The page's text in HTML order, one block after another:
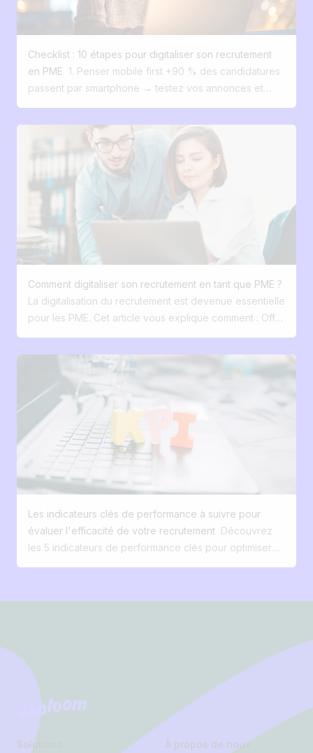
Recruteur… en un clic. #5 Un ATS boosté à l’IA
Centralisez vos candidatures, automatisez, gagnez du
candidats viennent à vous. Et ils ont envie de rester. #7
Vos candidats ne sont pas des numéros Ce sont vos
futurs clients internes. Et avec Jobloom, vous les
recrutez comme vous vendez. La bonne nouvelle ?
Tout ça se corrige facilement. Avec Jobloom, les PME
peuvent digitaliser leur recrutement sans perdre leur
authenticité et sans se ruiner. Vous avez envie de voir
comment ça marche ?
Checklist : 10 étapes pour digitaliser son recrutement
en PME 1. Penser mobile first +90 % des candidatures
passent par smartphone → testez vos annonces et
votre site carrière sur mobile. 2. Créer un vrai funnel de
conversion candidat Présence là où sont vos candidats
(Google Jobs, LinkedIn, réseaux sociaux) et parcours
fluide jusqu’à la candidature. 3. Optimiser le site carrière
Un site classique convertit 0–2 % des visiteurs. Avec
SEO + marque employeur, vous pouvez multiplier ce
chiffre par 10. 4. Développer sa marque employeur
Montrez vos valeurs, vos projets, vos équipes, vos
opportunités de formation et de carrière. 5. Diffuser
automatiquement vos offres Automatisez la publication
spécialisés. 6. Centraliser les données Stop aux CV
dans Dropbox et aux suivis Excel. Utilisez une base
unique pour garder l’historique des candidats. 7.
Faciliter la communication interne Permettez aux
managers et RH de collaborer sur une plateforme
commune avec feedback et suivi transparents. 8.
Automatiser les tâches chronophages Refus, relances,
formulaires de qualification → gagnez du temps pour
l’humain. 9. Utiliser l’IA intelligemment Pour lire les CV,
générer des offres attractives ou produire du contenu
visuel pour vos annonces. 10. Donner une réponse aux
candidats Un candidat sans feedback = une image
employeur dégradée. Automatisez, mais ne négligez
pas l’humain.
Comment digitaliser son recrutement en tant que PME ?
La digitalisation du recrutement est devenue essentielle
pour les PME. Cet article vous explique comment : Offrir
une expérience candidat fluide et mobile-first. Utiliser
votre marque employeur comme levier d’attraction.
Éviter les process éclatés grâce à une base
centralisée. Automatiser les tâches répétitives pour
gagner du temps. Diffuser efficacement vos offres
d’emploi. Améliorer la collaboration interne autour du
recrutement. Pourquoi digitaliser son recrutement ?
Tout est devenu digital. On achète en quelques clics
smartphone… et les candidats s’attendent à la même
avec l’e-commerce est frappant : près de 3 acheteurs
sur 5 abandonnent leur panier en ligne avant de
finaliser. Dans le recrutement digital, c’est encore pire.
Si le processus n’est pas fluide et pensé mobile, vous
site carrière classique ne convertit que 0 à 2 % de ses
mobile first), ce taux peut être multiplié par 10 et ainsi
créer une véritable source d'acquisition des candidats.
Digitaliser son recrutement est devenu un enjeu vital
pour toute PME qui a besoin de talents. Digitaliser son
recrutement avec un funnel de conversion candidat
simple Comme en marketing, il faut penser funnel de
Les indicateurs clés de performance à suivre pour
évaluer l'efficacité de votre recrutement Découvrez
les 5 indicateurs de performance clés pour optimiser
votre recrutement en 2025 : taux de conversion, temps
embauche et satisfaction des candidats. Améliorez
essentiel de mesurer l'efficacité de votre recrutement
en 2025 « Si vous ne mesurez pas, vous ne pouvez
pas améliorer. » Ce dicton n'a jamais été aussi pertinent
dans le domaine du recrutement. En 2025, face à une
lutte exacerbée pour le talent et à l'évolution des
attentes des candidats, les entreprises doivent
Jobloom
Solutions À propos de nous